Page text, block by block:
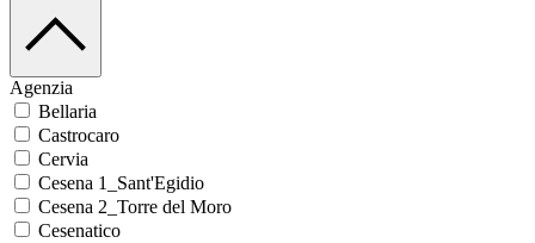
Agenzia
Bellaria
Castrocaro
Cervia
Cesena 1_Sant'Egidio
Cesena 2_Torre del Moro
Cesenatico